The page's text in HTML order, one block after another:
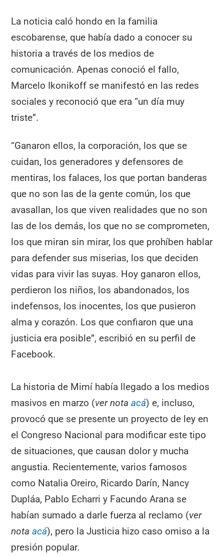
La noticia caló hondo en la familia
escobarense, que había dado a conocer su
historia a través de los medios de
comunicación. Apenas conoció el fallo,
Marcelo Ikonikoff se manifestó en las redes
sociales y reconoció que era “un día muy
triste”.
“Ganaron ellos, la corporación, los que se
cuidan, los generadores y defensores de
mentiras, los falaces, los que portan banderas
que no son las de la gente común, los que
avasallan, los que viven realidades que no son
las de los demás, los que no se comprometen,
los que miran sin mirar, los que prohíben hablar
para defender sus miserias, los que deciden
vidas para vivir las suyas. Hoy ganaron ellos,
perdieron los niños, los abandonados, los
indefensos, los inocentes, los que pusieron
alma y corazón. Los que confiaron que una
justicia era posible”, escribió en su perfil de
Facebook.
La historia de Mimí había llegado a los medios
masivos en marzo (ver notaacá) e, incluso,
provocó que se presente un proyecto de ley en
el Congreso Nacional para modificar este tipo
de situaciones, que causan dolor y mucha
angustia. Recientemente, varios famosos
como Natalia Oreiro, Ricardo Darín, Nancy
Dupláa, Pablo Echarri y Facundo Arana se
habían sumado a darle fuerza al reclamo (ver
notaacá), pero la Justicia hizo caso omiso a la
presión popular.